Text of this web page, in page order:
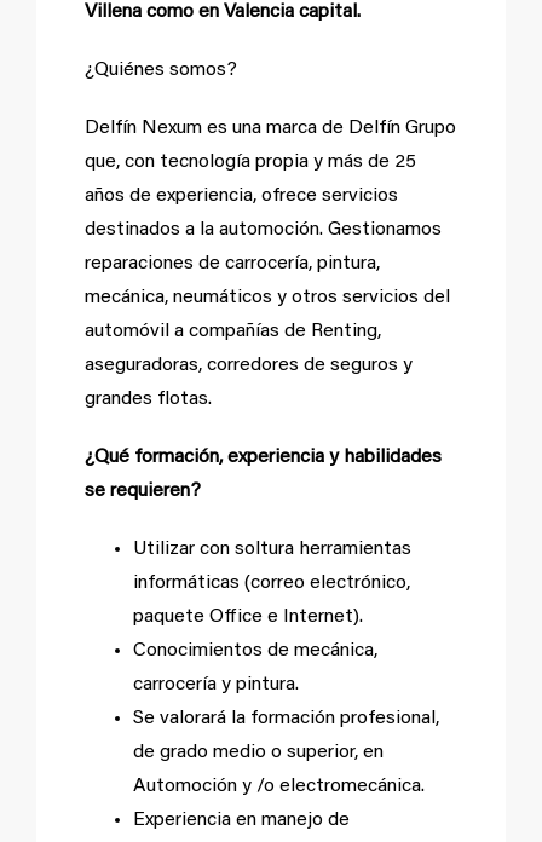
Villena como en Valencia capital.
¿Quiénes somos?
Delfín Nexum es una marca de Delfín Grupo
que, con tecnología propia y más de 25
años de experiencia, ofrece servicios
destinados a la automoción. Gestionamos
reparaciones de carrocería, pintura,
mecánica, neumáticos y otros servicios del
automóvil a compañías de Renting,
aseguradoras, corredores de seguros y
grandes flotas.
¿Qué formación, experiencia y habilidades
se requieren?
Utilizar con soltura herramientas
informáticas (correo electrónico,
paquete Office e Internet).
Conocimientos de mecánica,
carrocería y pintura.
Se valorará la formación profesional,
de grado medio o superior, en
Automoción y /o electromecánica.
Experiencia en manejo de